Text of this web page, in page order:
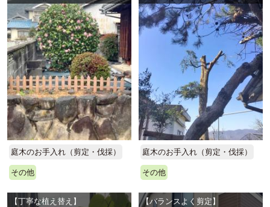
庭木のお手入れ（剪定・伐採）
その他
庭木のお手入れ（剪定・伐採）
その他
【丁寧な植え替え】
【バランスよく剪定】